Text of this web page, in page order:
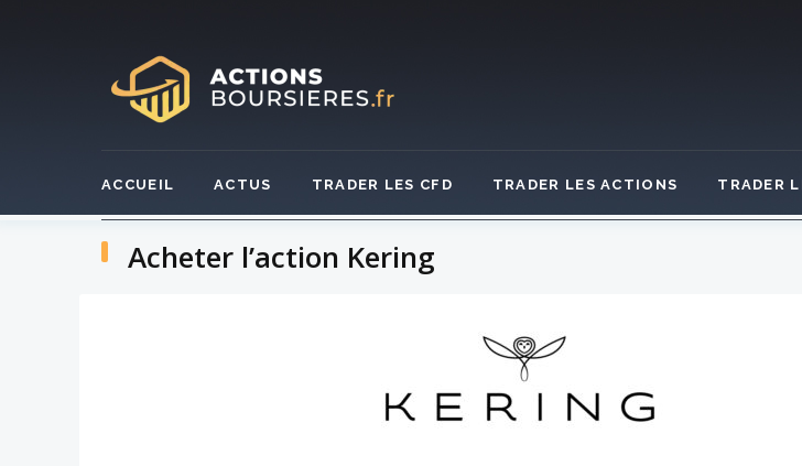
ACCUEIL ACTUS TRADER LES CFD TRADER LES ACTIONS TRADER
Acheter l’action Kering